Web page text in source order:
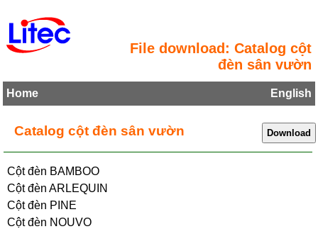
File download: Catalog cột
đèn sân vườn
Home English
Catalog cột đèn sân vườn
Cột đèn BAMBOO
Cột đèn ARLEQUIN
Cột đèn PINE
Cột đèn NOUVO